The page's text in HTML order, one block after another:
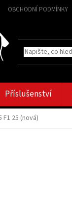
OBCHODNÍ PODMÍNKY
Příslušenství
F1 25 (nová)